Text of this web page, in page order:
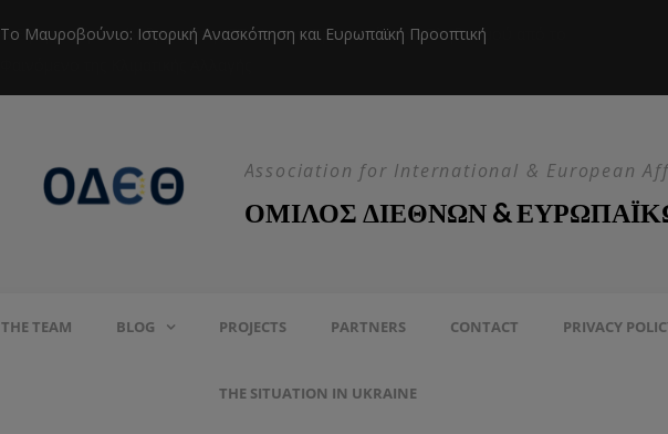
Το Μαυροβούνιο: Ιστορική Ανασκόπηση και Ευρωπαϊκή Προοπτική Η
Association for International & European
ΟΜΙΛΟΣ ΔΙΕΘΝΩΝ &
THE TEAM BLOG PROJECTS PARTNERS CONTACT PRIVACY
THE SITUATION IN UKRAINE